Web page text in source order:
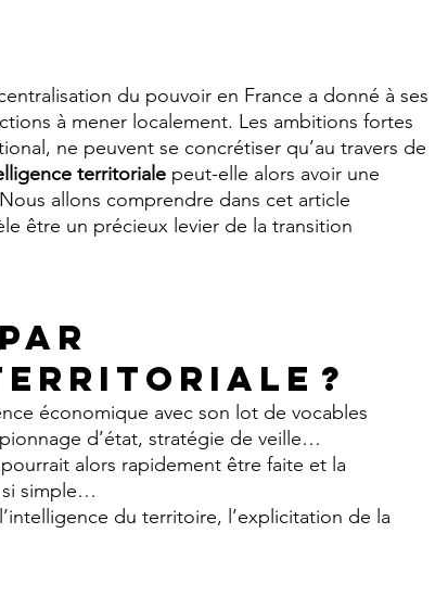
du pouvoir en France a donné à ses
à mener localement. Les ambitions fortes
ne peuvent se concrétiser qu’au travers de
territoriale peut-elle alors avoir une
allons comprendre dans cet article
être un précieux levier de la transition
?
économique avec son lot de vocables
d’état, stratégie de veille…
alors rapidement être faite et la
si simple…
du territoire, l’explicitation de la